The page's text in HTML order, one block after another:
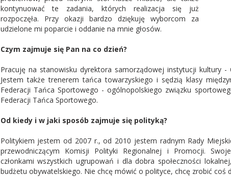
kontynuować te zadania, których realizacja się już
rozpoczęła. Przy okazji bardzo dziękuję wyborcom za
udzielone mi poparcie i oddanie na mnie głosów.
Czym zajmuje się Pan na co dzień?
Pracuję na stanowisku dyrektora samorządowej instytucji kultury -
Jestem także trenerem tańca towarzyskiego i sędzią klasy
Federacji Tańca Sportowego - ogólnopolskiego związku
Federacji Tańca Sportowego.
Od kiedy i w jaki sposób zajmuje się polityką?
Politykiem jestem od 2007 r., od 2010 jestem radnym Rady
przewodniczącym Komisji Polityki Regionalnej i Promocji.
członkami wszystkich ugrupowań i dla dobra społeczności
budżetu obywatelskiego. Nie chcę mówić o polityce, chcę zrobić coś